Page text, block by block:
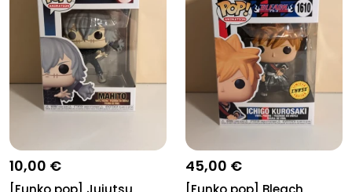
10,00 € 45,00 €